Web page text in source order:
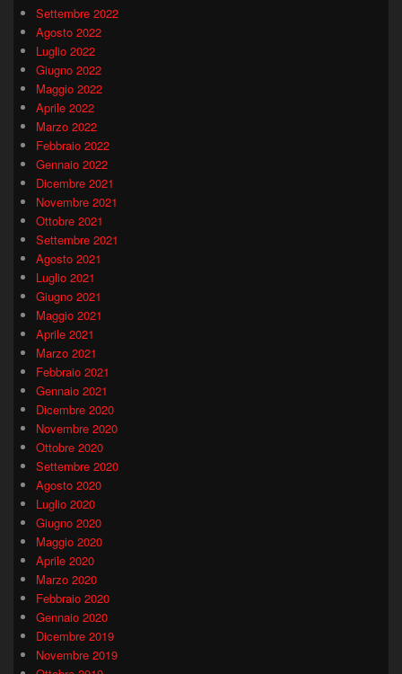
Settembre 2022
Agosto 2022
Luglio 2022
Giugno 2022
Maggio 2022
Aprile 2022
Marzo 2022
Febbraio 2022
Gennaio 2022
Dicembre 2021
Novembre 2021
Ottobre 2021
Settembre 2021
Agosto 2021
Luglio 2021
Giugno 2021
Maggio 2021
Aprile 2021
Marzo 2021
Febbraio 2021
Gennaio 2021
Dicembre 2020
Novembre 2020
Ottobre 2020
Settembre 2020
Agosto 2020
Luglio 2020
Giugno 2020
Maggio 2020
Aprile 2020
Marzo 2020
Febbraio 2020
Gennaio 2020
Dicembre 2019
Novembre 2019